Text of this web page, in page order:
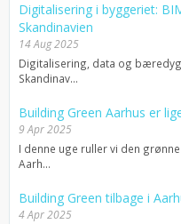
Digitalisering i byggeriet:
Skandinavien
14 Aug 2025
Digitalisering, data og
Skandinav...
Building Green Aarhus er
9 Apr 2025
I denne uge ruller vi den
Aarh...
Building Green tilbage i
4 Apr 2025